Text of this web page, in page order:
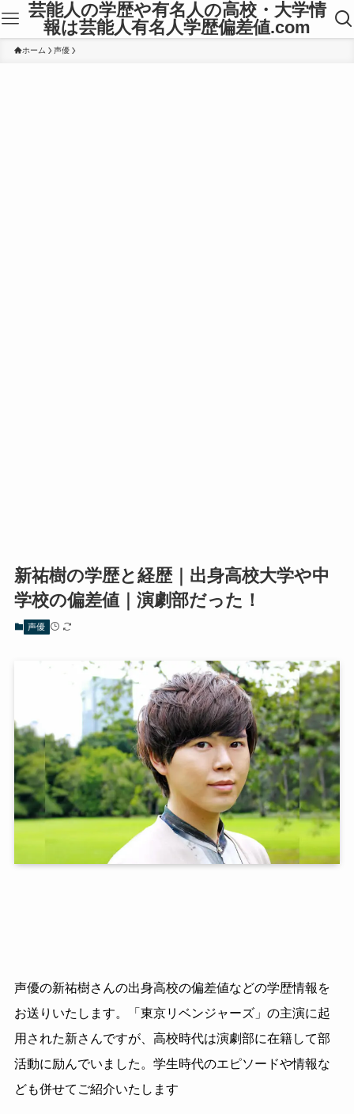
芸能人の学歴や有名人の高校・大学情
報は芸能人有名人学歴偏差値.com
ホーム 声優
新祐樹の学歴と経歴｜出身高校大学や中
学校の偏差値｜演劇部だった！
声優
声優の新祐樹さんの出身高校の偏差値などの学歴情報を
お送りいたします。「東京リベンジャーズ」の主演に起
用された新さんですが、高校時代は演劇部に在籍して部
活動に励んでいました。学生時代のエピソードや情報な
ども併せてご紹介いたします